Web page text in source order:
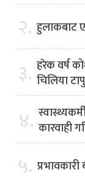
२. हुलाकबाट
३. हरेक वर्ष
चिलिया टापु
४. कारवाही
५.